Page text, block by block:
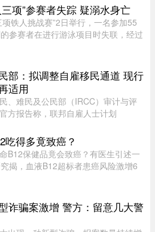
表示，一家人原定周一返程，却在
收到航班取消 ...
项”参赛者失踪 疑溺水身亡
项铁人挑战赛”2日举行，一名参加55
参赛者在进行游泳项目时失联，经过
大美督附近海 ...
部：拟调整自雇移民通道 现行
适用
、难民及公民部（IRCC）审计与评
方报告称，联邦自雇人士计划
扰，主要原因是该计划“项目目标不
准过于宽泛”。SEPP 是 ...
吃得多竟致癌？
B12保健品竟会致癌？有医生引述一
揭，血液B12超标者患癌风险激增6
在Facebook专页发文 ...
诈骗案激增 警方：留意几大警